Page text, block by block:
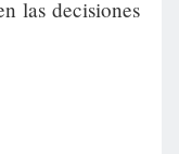
las decisiones